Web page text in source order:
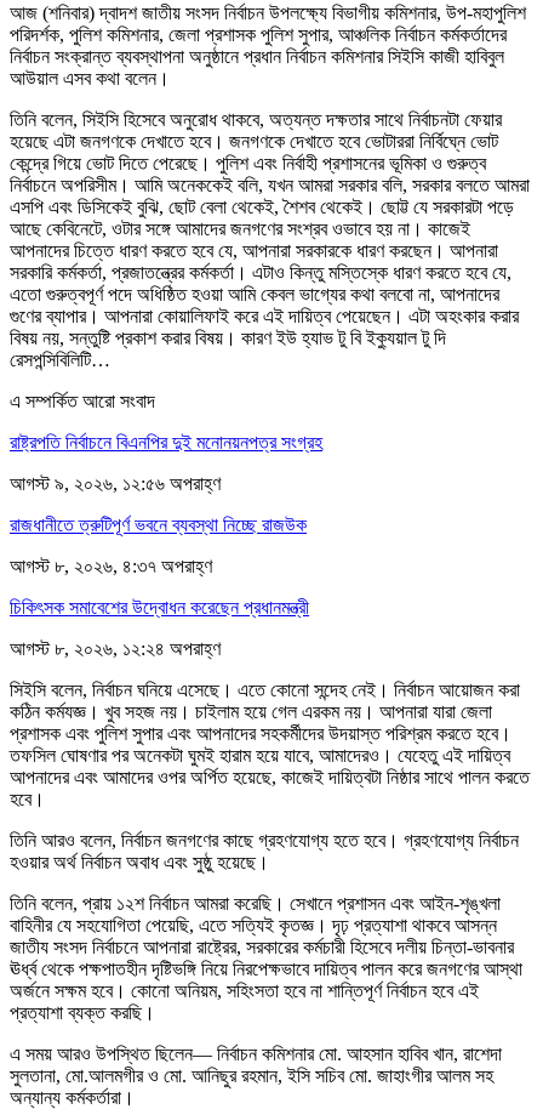
আজ (শনিবার) দ্বাদশ জাতীয় সংসদ নির্বাচন উপলক্ষ্যে বিভাগীয় কমিশনার, উপ-মহাপুলিশ
পরিদর্শক, পুলিশ কমিশনার, জেলা প্রশাসক পুলিশ সুপার, আঞ্চলিক নির্বাচন কর্মকর্তাদের
নির্বাচন সংক্রান্ত ব্যবস্থাপনা অনুষ্ঠানে প্রধান নির্বাচন কমিশনার সিইসি কাজী হাবিবুল
আউয়াল এসব কথা বলেন।
তিনি বলেন, সিইসি হিসেবে অনুরোধ থাকবে, অত্যন্ত দক্ষতার সাথে নির্বাচনটা ফেয়ার
হয়েছে এটা জনগণকে দেখাতে হবে। জনগণকে দেখাতে হবে ভোটাররা নির্বিঘ্নে ভোট
কেন্দ্রে গিয়ে ভোট দিতে পেরেছে। পুলিশ এবং নির্বাহী প্রশাসনের ভূমিকা ও গুরুত্ব
নির্বাচনে অপরিসীম। আমি অনেককেই বলি, যখন আমরা সরকার বলি, সরকার বলতে আমরা
এসপি এবং ডিসিকেই বুঝি, ছোট বেলা থেকেই, শৈশব থেকেই। ছোট্ট যে সরকারটা পড়ে
আছে কেবিনেটে, ওটার সঙ্গে আমাদের জনগণের সংশ্রব ওভাবে হয় না। কাজেই
আপনাদের চিত্তে ধারণ করতে হবে যে, আপনারা সরকারকে ধারণ করছেন। আপনারা
সরকারি কর্মকর্তা, প্রজাতন্ত্রের কর্মকর্তা। এটাও কিন্তু মস্তিস্কে ধারণ করতে হবে যে,
এতো গুরুত্বপূর্ণ পদে অধিষ্ঠিত হওয়া আমি কেবল ভাগ্যের কথা বলবো না, আপনাদের
গুণের ব্যাপার। আপনারা কোয়ালিফাই করে এই দায়িত্ব পেয়েছেন। এটা অহংকার করার
বিষয় নয়, সন্তুষ্টি প্রকাশ করার বিষয়। কারণ ইউ হ্যাভ টু বি ইক্যুয়াল টু দি
রেসপন্সিবিলিটি…
এ সম্পর্কিত আরো সংবাদ
রাষ্ট্রপতি নির্বাচনে বিএনপির দুই মনোনয়নপত্র সংগ্রহ
আগস্ট ৯, ২০২৬, ১২:৫৬ অপরাহ্ণ
রাজধানীতে ত্রুটিপূর্ণ ভবনে ব্যবস্থা নিচ্ছে রাজউক
আগস্ট ৮, ২০২৬, ৪:৩৭ অপরাহ্ণ
চিকিৎসক সমাবেশের উদ্বোধন করেছেন প্রধানমন্ত্রী
আগস্ট ৮, ২০২৬, ১২:২৪ অপরাহ্ণ
সিইসি বলেন, নির্বাচন ঘনিয়ে এসেছে। এতে কোনো সন্দেহ নেই। নির্বাচন আয়োজন করা
কঠিন কর্মযজ্ঞ। খুব সহজ নয়। চাইলাম হয়ে গেল এরকম নয়। আপনারা যারা জেলা
প্রশাসক এবং পুলিশ সুপার এবং আপনাদের সহকর্মীদের উদয়াস্ত পরিশ্রম করতে হবে।
তফসিল ঘোষণার পর অনেকটা ঘুমই হারাম হয়ে যাবে, আমাদেরও। যেহেতু এই দায়িত্ব
আপনাদের এবং আমাদের ওপর অর্পিত হয়েছে, কাজেই দায়িত্বটা নিষ্ঠার সাথে পালন করতে
হবে।
তিনি আরও বলেন, নির্বাচন জনগণের কাছে গ্রহণযোগ্য হতে হবে। গ্রহণযোগ্য নির্বাচন
হওয়ার অর্থ নির্বাচন অবাধ এবং সুষ্ঠু হয়েছে।
তিনি বলেন, প্রায় ১২শ নির্বাচন আমরা করেছি। সেখানে প্রশাসন এবং আইন-শৃঙ্খলা
বাহিনীর যে সহযোগিতা পেয়েছি, এতে সত্যিই কৃতজ্ঞ। দৃঢ় প্রত্যাশা থাকবে আসন্ন
জাতীয সংসদ নির্বাচনে আপনারা রাষ্ট্রের, সরকারের কর্মচারী হিসেবে দলীয় চিন্তা-ভাবনার
ঊর্ধ্ব থেকে পক্ষপাতহীন দৃষ্টিভঙ্গি নিয়ে নিরপেক্ষভাবে দায়িত্ব পালন করে জনগণের আস্থা
অর্জনে সক্ষম হবে। কোনো অনিয়ম, সহিংসতা হবে না শান্তিপূর্ণ নির্বাচন হবে এই
প্রত্যাশা ব্যক্ত করছি।
এ সময় আরও উপস্থিত ছিলেন— নির্বাচন কমিশনার মো. আহসান হাবিব খান, রাশেদা
সুলতানা, মো.আলমগীর ও মো. আনিছুর রহমান, ইসি সচিব মো. জাহাংগীর আলম সহ
অন্যান্য কর্মকর্তারা।